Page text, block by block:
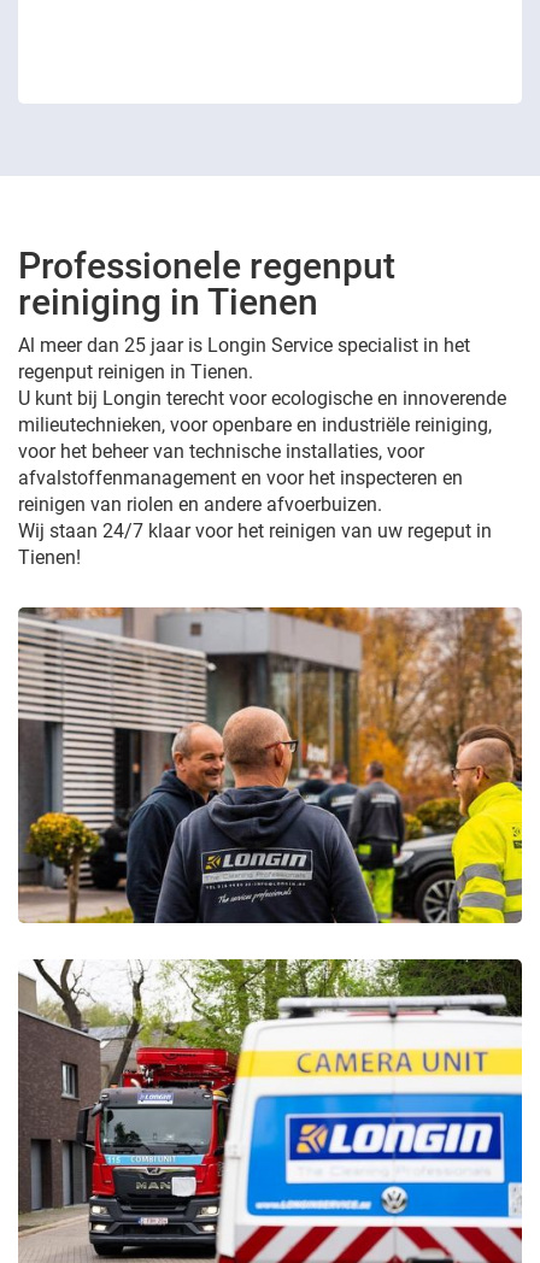
Professionele regenput
reiniging in Tienen
Al meer dan 25 jaar is Longin Service specialist in het
regenput reinigen in Tienen.
U kunt bij Longin terecht voor ecologische en innoverende
milieutechnieken, voor openbare en industriële reiniging,
voor het beheer van technische installaties, voor
afvalstoffenmanagement en voor het inspecteren en
reinigen van riolen en andere afvoerbuizen.
Wij staan 24/7 klaar voor het reinigen van uw regeput in
Tienen!